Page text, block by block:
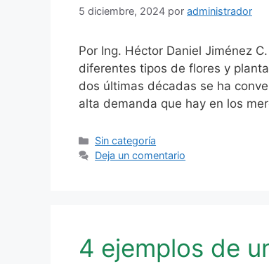
5 diciembre, 2024 por administrador
Por Ing. Héctor Daniel Jiménez
diferentes tipos de flores y
dos últimas décadas se ha
alta demanda que hay en los
Categorías
Sin categoría
Deja un comentario
4 ejemplos de